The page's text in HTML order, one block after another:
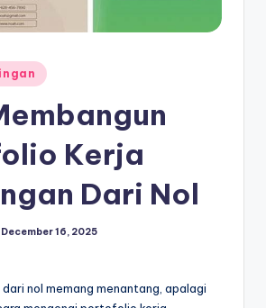
Kerja
Dari Nol
December 16, 2025
nol memang menantang, apalagi